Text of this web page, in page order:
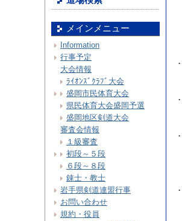
メインメニュー
Information
行事予定
大会情報
ﾗｲｵﾝｽﾞｸﾗﾌﾞ大会
盛岡市民体育大会
県民体育大会盛岡予選
盛岡地区剣道大会
審査会情報
１級審査
初段～５段
６段～８段
錬士・教士
岩手県剣道連盟行事
お問い合わせ
規約・役員